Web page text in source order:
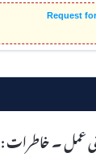
Request
عمل ۔ خاطرات :